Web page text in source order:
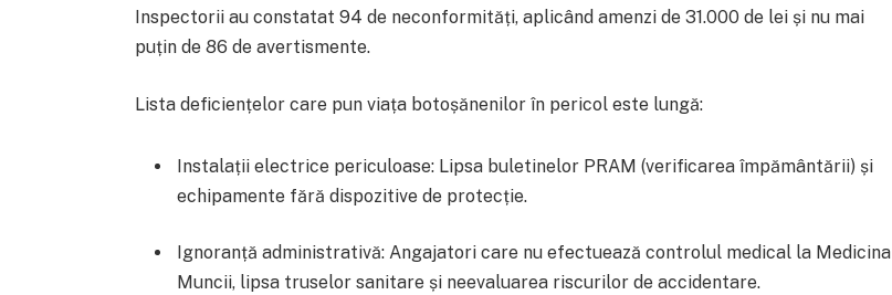
Inspectorii au constatat 94 de neconformități, aplicând amenzi de 31.000 de lei și nu mai
puțin de 86 de avertismente.
Lista deficiențelor care pun viața botoșănenilor în pericol este lungă:
Instalații electrice periculoase: Lipsa buletinelor PRAM (verificarea împământării) și
echipamente fără dispozitive de protecție.
Ignoranță administrativă: Angajatori care nu efectuează controlul medical la Medicina
Muncii, lipsa truselor sanitare și neevaluarea riscurilor de accidentare.